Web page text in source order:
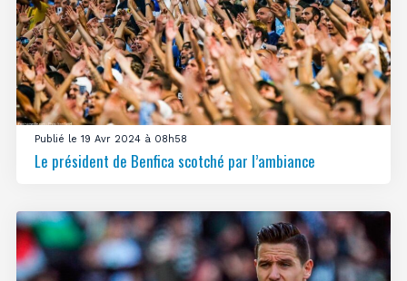
Publié le 19 Avr 2024 à 08h58
Le président de Benfica scotché par l’ambiance